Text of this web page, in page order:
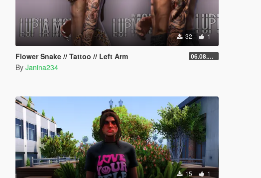
32 1
Flower Snake // Tattoo // Left Arm 06.08.2026
By Janina234
15 1